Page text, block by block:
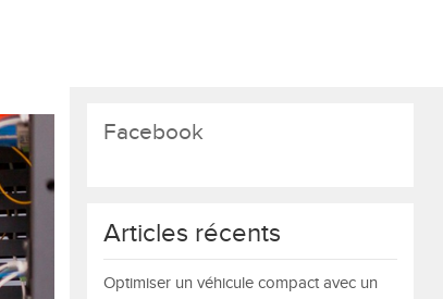
Facebook
Articles récents
Optimiser un véhicule compact avec un